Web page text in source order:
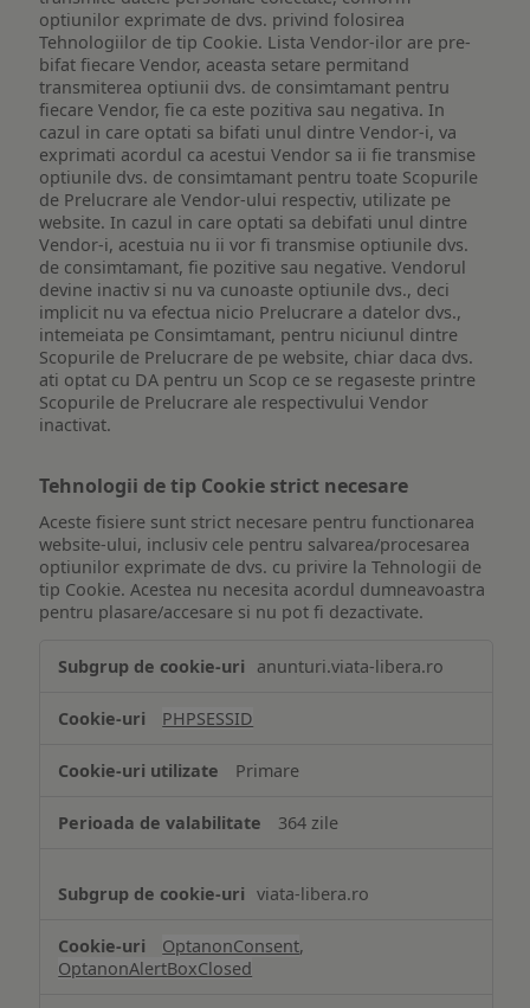
optiunilor exprimate de dvs. privind folosirea
Tehnologiilor de tip Cookie. Lista Vendor-ilor are pre-
bifat fiecare Vendor, aceasta setare permitand
transmiterea optiunii dvs. de consimtamant pentru
fiecare Vendor, fie ca este pozitiva sau negativa. In
cazul in care optati sa bifati unul dintre Vendor-i, va
exprimati acordul ca acestui Vendor sa ii fie transmise
optiunile dvs. de consimtamant pentru toate Scopurile
de Prelucrare ale Vendor-ului respectiv, utilizate pe
website. In cazul in care optati sa debifati unul dintre
Vendor-i, acestuia nu ii vor fi transmise optiunile dvs.
de consimtamant, fie pozitive sau negative. Vendorul
devine inactiv si nu va cunoaste optiunile dvs., deci
implicit nu va efectua nicio Prelucrare a datelor dvs.,
intemeiata pe Consimtamant, pentru niciunul dintre
Scopurile de Prelucrare de pe website, chiar daca dvs.
ati optat cu DA pentru un Scop ce se regaseste printre
Scopurile de Prelucrare ale respectivului Vendor
inactivat.
Tehnologii de tip Cookie strict necesare
Aceste fisiere sunt strict necesare pentru functionarea
website-ului, inclusiv cele pentru salvarea/procesarea
optiunilor exprimate de dvs. cu privire la Tehnologii de
tip Cookie. Acestea nu necesita acordul dumneavoastra
pentru plasare/accesare si nu pot fi dezactivate.
de
Cookie
necesare
anunturi.viata-libera.ro
PHPSESSID
Primare
364 zile
viata-libera.ro
OptanonConsent,
OptanonAlertBoxClosed